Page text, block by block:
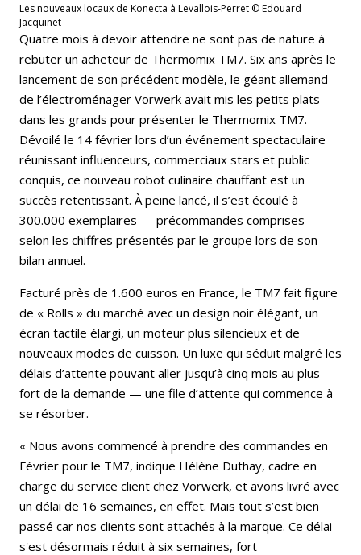
Les nouveaux locaux de Konecta à Levallois-Perret © Edouard
Jacquinet
Quatre mois à devoir attendre ne sont pas de nature à
rebuter un acheteur de Thermomix TM7. Six ans après le
lancement de son précédent modèle, le géant allemand
de l’électroménager Vorwerk avait mis les petits plats
dans les grands pour présenter le Thermomix TM7.
Dévoilé le 14 février lors d’un événement spectaculaire
réunissant influenceurs, commerciaux stars et public
conquis, ce nouveau robot culinaire chauffant est un
succès retentissant. À peine lancé, il s’est écoulé à
300.000 exemplaires — précommandes comprises —
selon les chiffres présentés par le groupe lors de son
bilan annuel.
Facturé près de 1.600 euros en France, le TM7 fait figure
de « Rolls » du marché avec un design noir élégant, un
écran tactile élargi, un moteur plus silencieux et de
nouveaux modes de cuisson. Un luxe qui séduit malgré les
délais d’attente pouvant aller jusqu’à cinq mois au plus
fort de la demande — une file d’attente qui commence à
se résorber.
« Nous avons commencé à prendre des commandes en
Février pour le TM7, indique Hélène Duthay, cadre en
charge du service client chez Vorwerk, et avons livré avec
un délai de 16 semaines, en effet. Mais tout s’est bien
passé car nos clients sont attachés à la marque. Ce délai
s'est désormais réduit à six semaines, fort